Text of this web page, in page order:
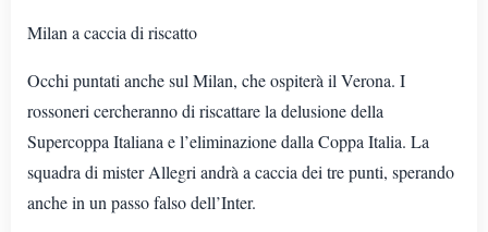
Milan a caccia di riscatto
Occhi puntati anche sul Milan, che ospiterà il Verona. I
rossoneri cercheranno di riscattare la delusione della
Supercoppa Italiana e l’eliminazione dalla Coppa Italia. La
squadra di mister Allegri andrà a caccia dei tre punti, sperando
anche in un passo falso dell’Inter.